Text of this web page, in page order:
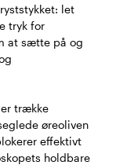
let
tryk for
at sætte på og
trække
øreoliven
effektivt
holdbare